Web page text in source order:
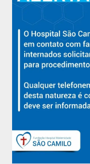
com qualidade,
Sobre
Nossa História e Fundador
Políticas e Normas
Trabalhe Conosco